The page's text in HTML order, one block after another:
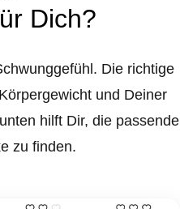
Dich?
Die richtige
und Deiner
hilft Dir, die passende
zu finden.